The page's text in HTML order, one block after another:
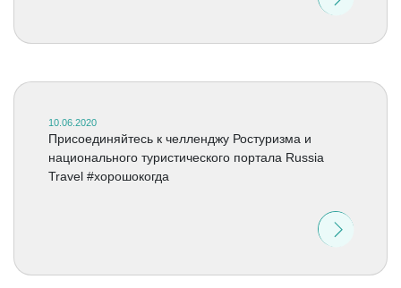
10.06.2020
Присоединяйтесь к челленджу Ростуризма и
национального туристического портала Russia
Travel #хорошокогда